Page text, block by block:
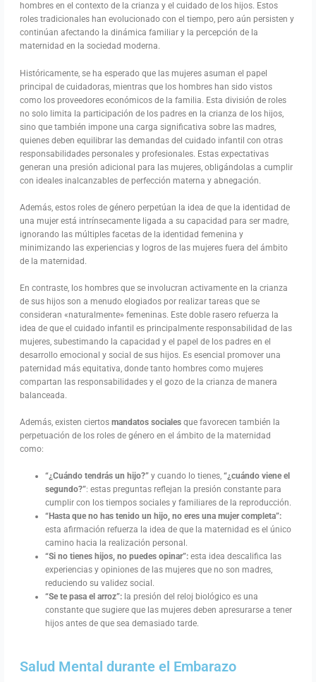
hombres en el contexto de la crianza y el cuidado de los hijos. Estos
roles tradicionales han evolucionado con el tiempo, pero aún persisten y
continúan afectando la dinámica familiar y la percepción de la
maternidad en la sociedad moderna.
Históricamente, se ha esperado que las mujeres asuman el papel
principal de cuidadoras, mientras que los hombres han sido vistos
como los proveedores económicos de la familia. Esta división de roles
no solo limita la participación de los padres en la crianza de los hijos,
sino que también impone una carga significativa sobre las madres,
quienes deben equilibrar las demandas del cuidado infantil con otras
responsabilidades personales y profesionales. Estas expectativas
generan una presión adicional para las mujeres, obligándolas a cumplir
con ideales inalcanzables de perfección materna y abnegación.
Además, estos roles de género perpetúan la idea de que la identidad de
una mujer está intrínsecamente ligada a su capacidad para ser madre,
ignorando las múltiples facetas de la identidad femenina y
minimizando las experiencias y logros de las mujeres fuera del ámbito
de la maternidad.
En contraste, los hombres que se involucran activamente en la crianza
de sus hijos son a menudo elogiados por realizar tareas que se
consideran «naturalmente» femeninas. Este doble rasero refuerza la
idea de que el cuidado infantil es principalmente responsabilidad de las
mujeres, subestimando la capacidad y el papel de los padres en el
desarrollo emocional y social de sus hijos. Es esencial promover una
paternidad más equitativa, donde tanto hombres como mujeres
compartan las responsabilidades y el gozo de la crianza de manera
balanceada.
Además, existen ciertosmandatos sociales que favorecen también la
perpetuación de los roles de género en el ámbito de la maternidad
como:
“¿Cuándo tendrás un hijo?” y cuando lo tienes,“¿cuándo viene el
segundo?”: estas preguntas reflejan la presión constante para
cumplir con los tiempos sociales y familiares de la reproducción.
“Hasta que no has tenido un hijo, no eres una mujer completa”:
esta afirmación refuerza la idea de que la maternidad es el único
camino hacia la realización personal.
“Si no tienes hijos, no puedes opinar”: esta idea descalifica las
experiencias y opiniones de las mujeres que no son madres,
reduciendo su validez social.
“Se te pasa el arroz”: la presión del reloj biológico es una
constante que sugiere que las mujeres deben apresurarse a tener
hijos antes de que sea demasiado tarde.
Salud Mental durante el Embarazo